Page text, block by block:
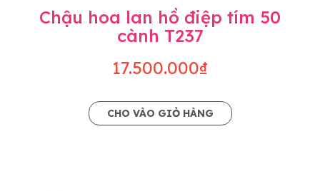
Chậu hoa lan hồ điệp tím 50
cành T237
17.500.000₫
CHO VÀO GIỎ HÀNG